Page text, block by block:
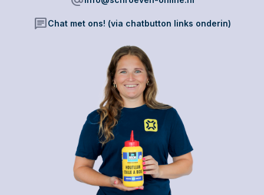
uiteenlopende
uiteenlopende
chatChat met ons! (via chatbutton links onderin)